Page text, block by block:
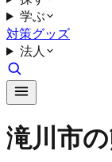
学ぶ
対策グッズ
法人
滝川市